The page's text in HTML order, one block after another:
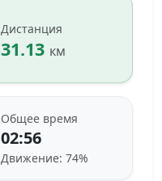
Дистанция
31.13 км
Общее время
02:56
Движение: 74%